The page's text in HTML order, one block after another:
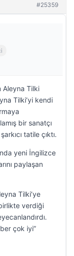
#25359
Aleyna Tilki
Tilki’yi kendi
bir sanatçı
tatile çıktı.
yeni İngilizce
paylaşan
Tilki’ye
verdiği
çok iyi”